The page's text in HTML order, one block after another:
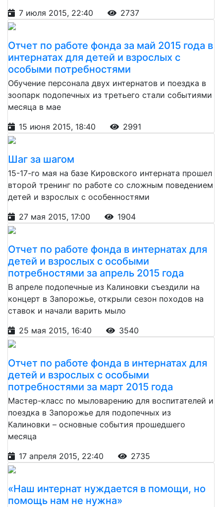
7 июля 2015, 22:40
2737
Отчет по работе фонда за май 2015 года в
интернатах для детей и взрослых с
особыми потребностями
Обучение персонала двух интернатов и поездка в
зоопарк подопечных из третьего стали событиями
месяца в мае
15 июня 2015, 18:40
2991
Шаг за шагом
15-17-го мая на базе Кировского интерната прошел
второй тренинг по работе со сложным поведением
детей и взрослых с особенностями
27 мая 2015, 17:00
1904
Отчет по работе фонда в интернатах для
детей и взрослых с особыми
потребностями за апрель 2015 года
В апреле подопечные из Калиновки съездили на
концерт в Запорожье, открыли сезон походов на
ставок и начали варить мыло
25 мая 2015, 16:40
3540
Отчет по работе фонда в интернатах для
детей и взрослых с особыми
потребностями за март 2015 года
Мастер-класс по мыловарению для воспитателей и
поездка в Запорожье для подопечных из
Калиновки – основные события прошедшего
месяца
17 апреля 2015, 22:40
2735
«Наш интернат нуждается в помощи, но
помощь нам не нужна»